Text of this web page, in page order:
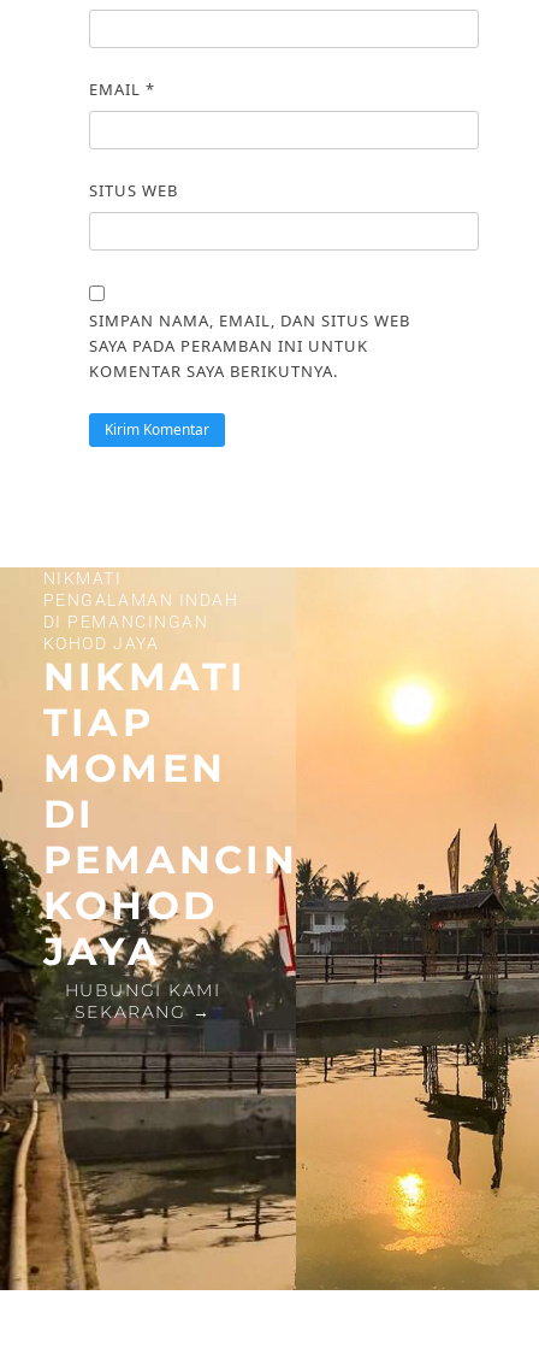
EMAIL*
SITUS WEB
SIMPAN NAMA, EMAIL, DAN SITUS WEB
SAYA PADA PERAMBAN INI UNTUK
KOMENTAR SAYA BERIKUTNYA.
NIKMATI
PENGALAMAN INDAH
DI PEMANCINGAN
KOHOD JAYA
NIKMATI
TIAP
MOMEN
DI
PEMANCINGAN
KOHOD
JAYA
HUBUNGI KAMI
SEKARANG →